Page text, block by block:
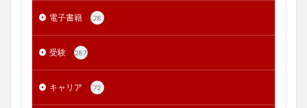
電子書籍 28
受験 287
キャリア 72